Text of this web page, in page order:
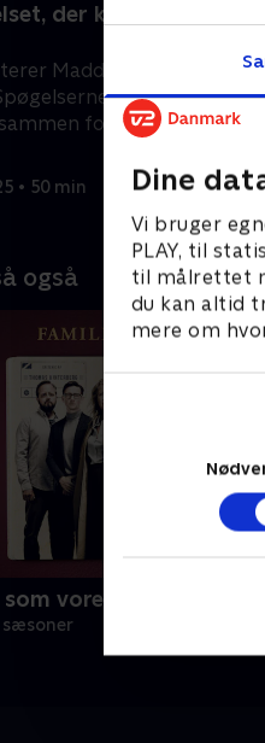
Dine
Vi bruger
PLAY, til
til målrettet
du kan altid
mere om
der kommer til
Maddies venner til
og de levende
for at finde ud af
• 50 min
også
vores
sæsoner